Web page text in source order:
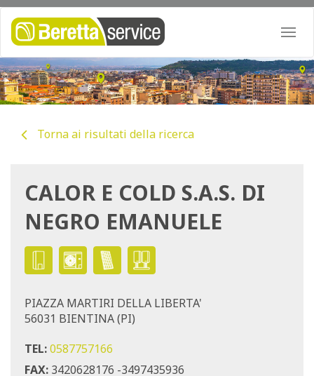
Torna ai risultati della ricerca
CALOR E COLD S.A.S. DI
NEGRO EMANUELE
PIAZZA MARTIRI DELLA LIBERTA'
56031 BIENTINA (PI)
TEL:0587757166
FAX: 3420628176 -3497435936